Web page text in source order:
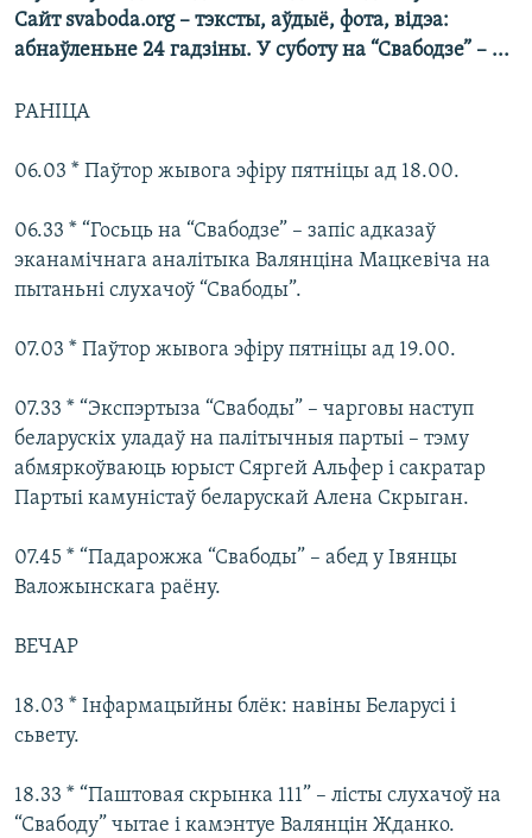
пошукуБЕЛАРУСЫ НА ВАЙНЕ
ПАЛІТВЯЗЬНІ
АЎДЫЁКНІГІ
PREMIUM
TWITTER
Усе сайты РС/РСЭ
Сайт svaboda.org – тэксты, аўдыё, фота, відэа:
абнаўленьне 24 гадзіны. У суботу на “Свабодзе” – ...
РАНІЦА
06.03 * Паўтор жывога эфіру пятніцы ад 18.00.
06.33 * “Госьць на “Свабодзе” – запіс адказаў
эканамічнага аналітыка Валянціна Мацкевіча на
пытаньні слухачоў “Свабоды”.
07.03 * Паўтор жывога эфіру пятніцы ад 19.00.
07.33 * “Экспэртыза “Свабоды” – чарговы наступ
беларускіх уладаў на палітычныя партыі – тэму
абмяркоўваюць юрыст Сяргей Альфер і сакратар
Партыі камуністаў беларускай Алена Скрыган.
07.45 * “Падарожжа “Свабоды” – абед у Івянцы
Валожынскага раёну.
ВЕЧАР
18.03 * Інфармацыйны блёк: навіны Беларусі і
сьвету.
18.33 * “Паштовая скрынка 111” – лісты слухачоў на
“Свабоду” чытае і камэнтуе Валянцін Жданко.